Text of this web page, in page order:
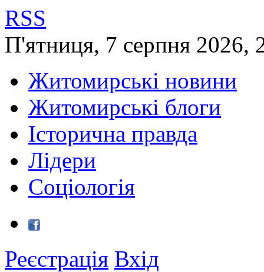
RSS
П'ятниця, 7 серпня 2026,
Житомирські новини
Житомирські блоги
Історична правда
Лідери
Соціологія
Реєстрація Вхід